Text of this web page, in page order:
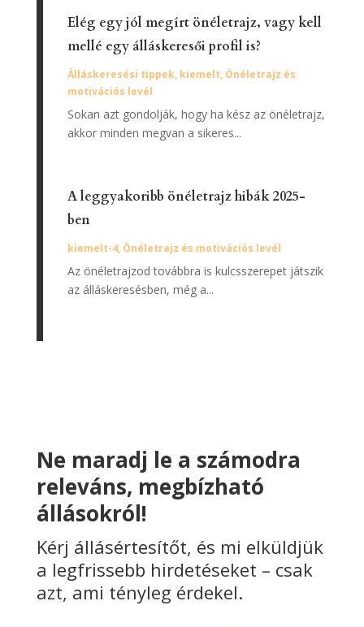
Elég egy jól megírt önéletrajz, vagy kell
mellé egy álláskeresői profil is?
Álláskeresési tippek, kiemelt, Önéletrajz és
motivációs levél
Sokan azt gondolják, hogy ha kész az önéletrajz,
akkor minden megvan a sikeres...
A leggyakoribb önéletrajz hibák 2025-
ben
kiemelt-4, Önéletrajz és motivációs levél
Az önéletrajzod továbbra is kulcsszerepet játszik
az álláskeresésben, még a...
Ne maradj le a számodra
releváns, megbízható
állásokról!
Kérj állásértesítőt, és mi elküldjük
a legfrissebb hirdetéseket – csak
azt, ami tényleg érdekel.